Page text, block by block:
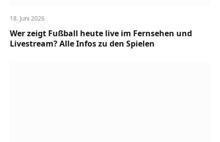
18. Juni 2026
Wer zeigt Fußball heute live im Fernsehen und
Livestream? Alle Infos zu den Spielen